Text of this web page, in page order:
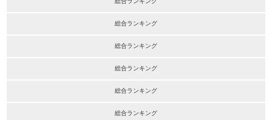
総合ランキング
総合ランキング
総合ランキング
総合ランキング
総合ランキング